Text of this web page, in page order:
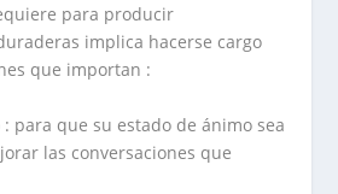
para producir
implica hacerse cargo
que importan :
para que su estado de ánimo sea
las conversaciones que